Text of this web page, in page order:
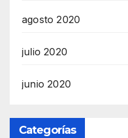
agosto 2020
julio 2020
junio 2020
Categorías